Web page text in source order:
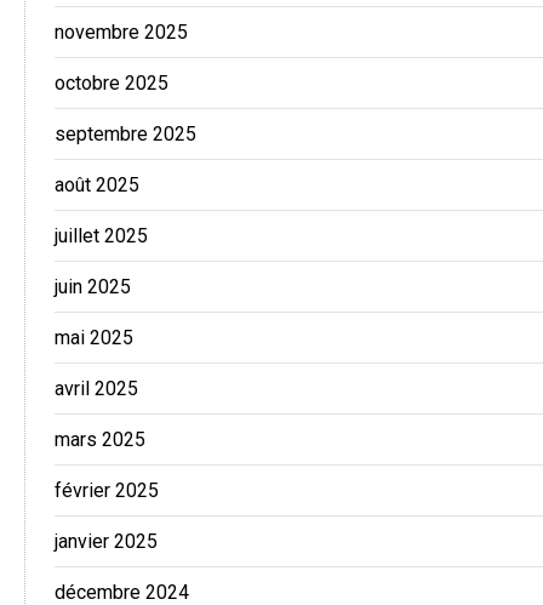
novembre 2025
octobre 2025
septembre 2025
août 2025
juillet 2025
juin 2025
mai 2025
avril 2025
mars 2025
février 2025
janvier 2025
décembre 2024